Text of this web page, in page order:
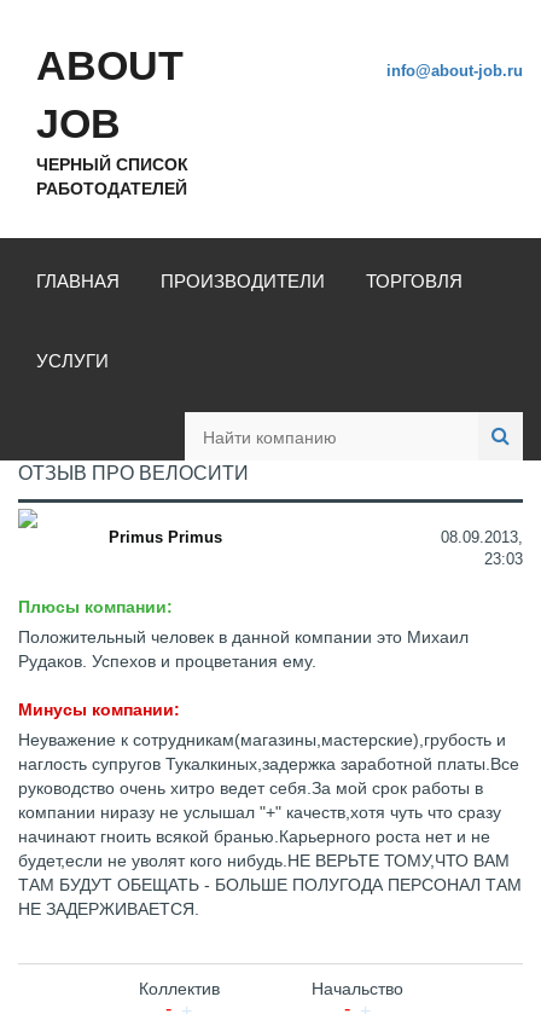
ABOUT
JOB
ЧЕРНЫЙ СПИСОК
РАБОТОДАТЕЛЕЙ
info@about-job.ru
ГЛАВНАЯ ПРОИЗВОДИТЕЛИ ТОРГОВЛЯ
УСЛУГИ
ОТЗЫВ ПРО ВЕЛОСИТИ
Primus Primus
08.09.2013,
23:03
Плюсы компании:
Положительный человек в данной компании это Михаил
Рудаков. Успехов и процветания ему.
Минусы компании:
Неуважение к сотрудникам(магазины,мастерские),грубость и
наглость супругов Тукалкиных,задержка заработной платы.Все
руководство очень хитро ведет себя.За мой срок работы в
компании ниразу не услышал "+" качеств,хотя чуть что сразу
начинают гноить всякой бранью.Карьерного роста нет и не
будет,если не уволят кого нибудь.НЕ ВЕРЬТЕ ТОМУ,ЧТО ВАМ
ТАМ БУДУТ ОБЕЩАТЬ - БОЛЬШЕ ПОЛУГОДА ПЕРСОНАЛ ТАМ
НЕ ЗАДЕРЖИВАЕТСЯ.
Коллектив Начальство